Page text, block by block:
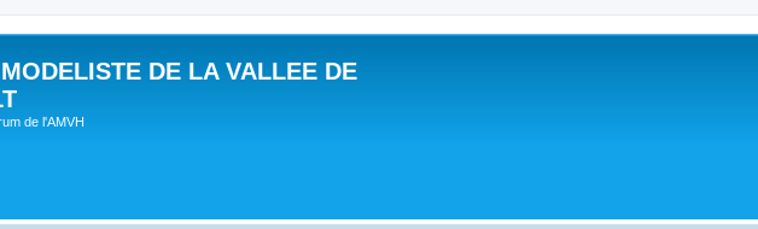
DE LA VALLEE DE
de l'AMVH